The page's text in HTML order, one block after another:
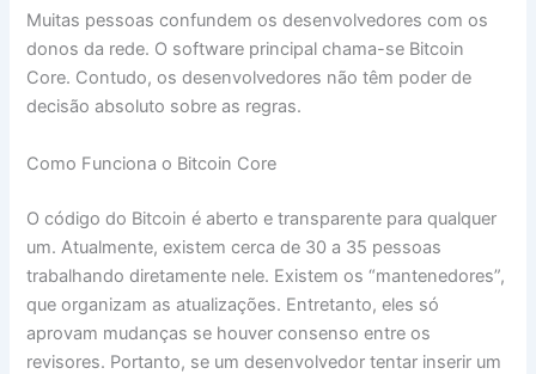
Muitas pessoas confundem os desenvolvedores com os
donos da rede. O software principal chama-se Bitcoin
Core. Contudo, os desenvolvedores não têm poder de
decisão absoluto sobre as regras.
Como Funciona o Bitcoin Core
O código do Bitcoin é aberto e transparente para qualquer
um. Atualmente, existem cerca de 30 a 35 pessoas
trabalhando diretamente nele. Existem os “mantenedores”,
que organizam as atualizações. Entretanto, eles só
aprovam mudanças se houver consenso entre os
revisores. Portanto, se um desenvolvedor tentar inserir um